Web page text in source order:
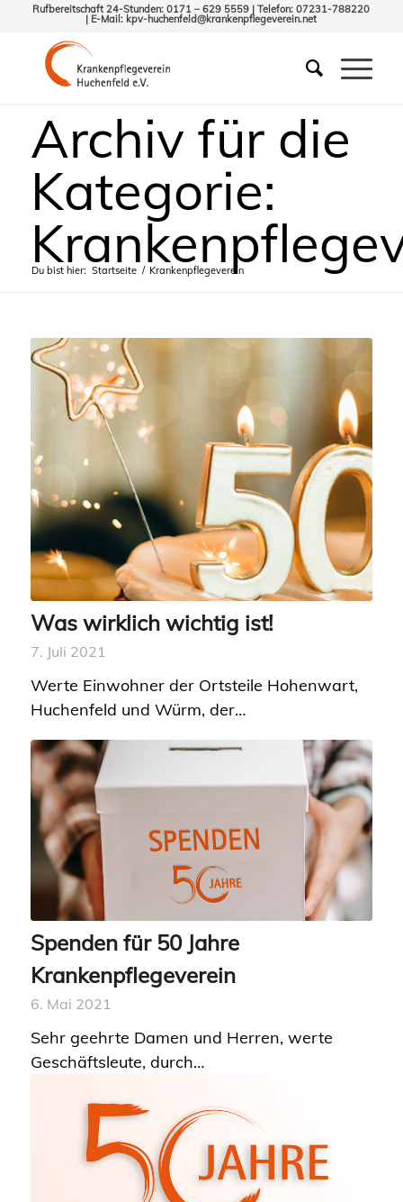
Rufbereitschaft 24-Stunden: 0171 – 629 5559 | Telefon: 07231-788220
| E-Mail: kpv-huchenfeld@krankenpflegeverein.net
Archiv für die
Kategorie:
Du bist hier: Startseite / Krankenpflegeverein
Was wirklich wichtig ist!
7. Juli 2021
Werte Einwohner der Ortsteile Hohenwart,
Huchenfeld und Würm, der…
Spenden für 50 Jahre
Krankenpflegeverein
6. Mai 2021
Sehr geehrte Damen und Herren, werte
Geschäftsleute, durch…